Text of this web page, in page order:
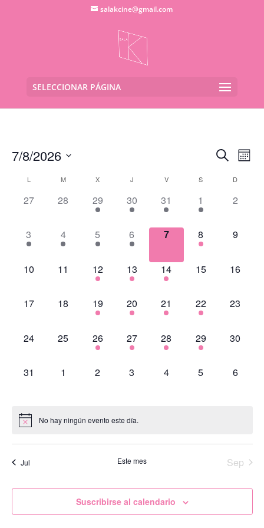
salakcine@gmail.com
SELECCIONAR PÁGINA
Buscar
de
Mes
7/8/2026
fecha.
Calendario
de
L M X J V S D
0
27
0
28
1
evento,
29
1
evento,
30
1
evento,
31
4
eventos,
1
0
2
1
evento,
3
1
evento,
4
1
evento,
5
1
evento,
6
0
eventos,
7
3
eventos,
8
0
9
0
10
0
11
1
evento,
12
1
evento,
13
1
evento,
14
0
15
0
16
0
17
0
18
2
eventos,
19
1
evento,
20
1
evento,
21
3
eventos,
22
0
23
0
24
0
25
3
eventos,
26
1
evento,
27
2
eventos,
28
4
eventos,
29
0
30
0
31
0
1
0
2
0
3
0
4
0
5
0
6
No hay ningún evento este día.
Jul Este mes Sep
Suscribirse al calendario